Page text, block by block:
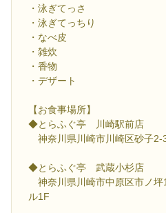
・泳ぎてっさ
・泳ぎてっちり
・なべ皮
・雑炊
・香物
・デザート
【お食事場所】
◆とらふぐ亭 川崎駅前店
神奈川県川崎市川崎区砂子
◆とらふぐ亭 武蔵小杉店
神奈川県川崎市中原区市ノ
ル1F